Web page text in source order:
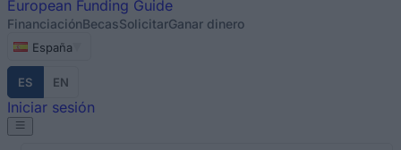
European Funding Guide
FinanciaciónBecasSolicitarGanar dinero
España
ES EN
Iniciar sesión